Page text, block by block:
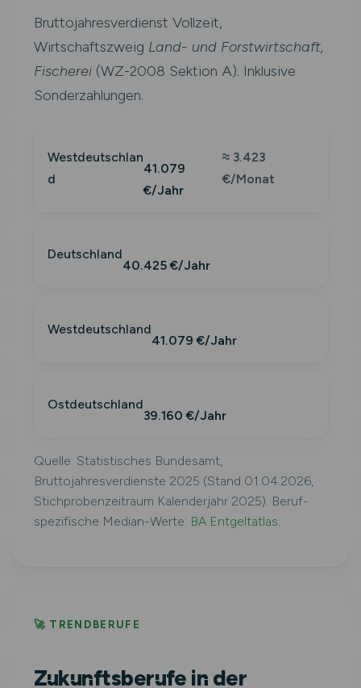
Bruttojahresverdienst Vollzeit,
Wirtschaftszweig Land- und Forstwirtschaft,
Fischerei(WZ-2008 Sektion A). Inklusive
Sonderzahlungen.
Westdeutschlan
d
41.079
€/Jahr
≈ 3.423
€/Monat
Deutschland
40.425 €/Jahr
Westdeutschland
41.079 €/Jahr
Ostdeutschland
39.160 €/Jahr
Quelle: Statistisches Bundesamt,
Bruttojahresverdienste 2025 (Stand 01.04.2026,
Stichprobenzeitraum Kalenderjahr 2025). Beruf-
spezifische Median-Werte: BA Entgeltatlas.
🚀 TRENDBERUFE
Zukunftsberufe in der